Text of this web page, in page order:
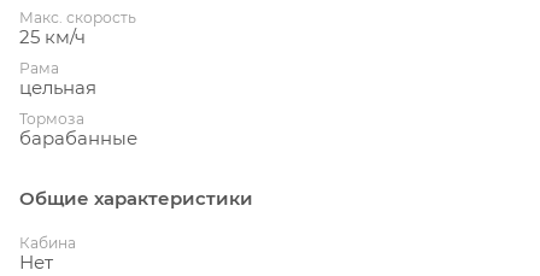
Макс. скорость
25 км/ч
Рама
цельная
Тормоза
барабанные
Общие характеристики
Кабина
Нет